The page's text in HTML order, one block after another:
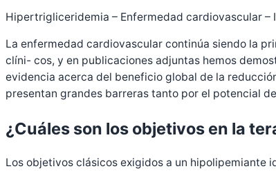
Hipertrigliceridemia – Enfermedad cardiovascular –
La enfermedad cardiovascular continúa siendo la
clíni- cos, y en publicaciones adjuntas hemos
evidencia acerca del beneficio global de la
presentan grandes barreras tanto por el potencial
¿Cuáles son los objetivos en la
Los objetivos clásicos exigidos a un hipolipemiante